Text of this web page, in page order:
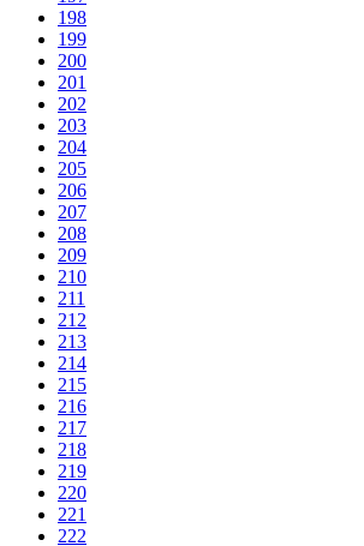
198
199
200
201
202
203
204
205
206
207
208
209
210
211
212
213
214
215
216
217
218
219
220
221
222